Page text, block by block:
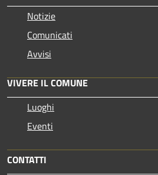
Notizie
Comunicati
Avvisi
VIVERE IL COMUNE
Luoghi
Eventi
CONTATTI